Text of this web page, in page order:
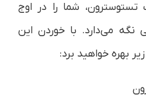
تستوسترون، شما را در اوج
می‌دارد. با خوردن این
بهره خواهید برد: